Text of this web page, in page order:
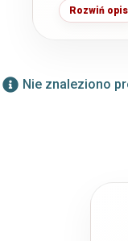
pasują
styl i
Rozwiń opis
Nie znaleziono